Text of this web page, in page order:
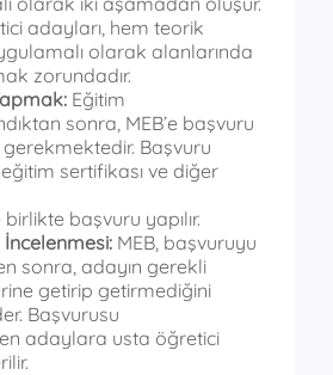
adayları, hem teorik
olarak alanlarında
zorundadır.
Eğitim
sonra, MEB’e başvuru
gerekmektedir. Başvuru
eğitim sertifikası ve diğer
başvuru yapılır.
MEB, başvuruyu
sonra, adayın gerekli
getirip getirmediğini
Başvurusu
adaylara usta öğretici